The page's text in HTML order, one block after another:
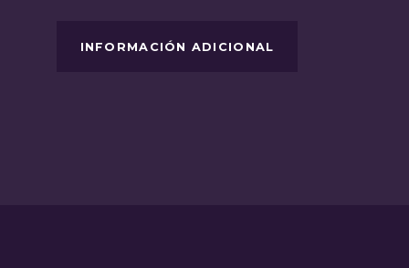
INFORMACIÓN ADICIONAL